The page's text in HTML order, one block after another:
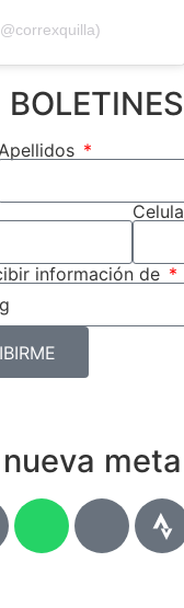
información de